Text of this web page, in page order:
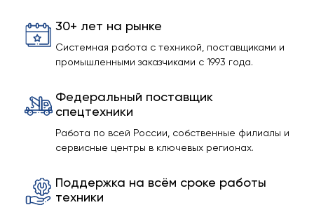
30+ лет на рынке
Системная работа с техникой, поставщиками и
промышленными заказчиками с 1993 года.
Федеральный поставщик
спецтехники
Работа по всей России, собственные филиалы и
сервисные центры в ключевых регионах.
Поддержка на всём сроке работы
техники